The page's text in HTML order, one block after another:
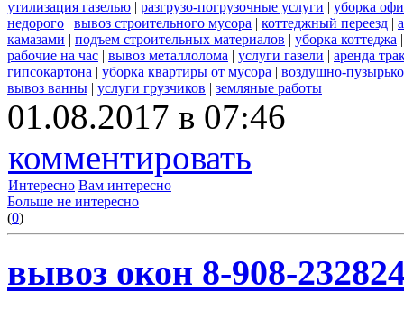
утилизация газелью | разгрузо-погрузочные услуги | уборка
недорого | вывоз строительного мусора | коттеджный переезд |
камазами | подъем строительных материалов | уборка коттеджа
рабочие на час | вывоз металлолома | услуги газели | аренда
гипсокартона | уборка квартиры от мусора | воздушно-
вывоз ванны | услуги грузчиков | земляные работы
01.08.2017 в 07:46
комментировать
Интересно Вам интересно
Больше не интересно
(0)
вывоз окон 8-908-